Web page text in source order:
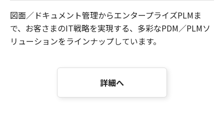
図面／ドキュメント管理からエンタープライズPLMま
で、お客さまのIT戦略を実現する、多彩なPDM／PLMソ
リューションをラインナップしています。
詳細へ